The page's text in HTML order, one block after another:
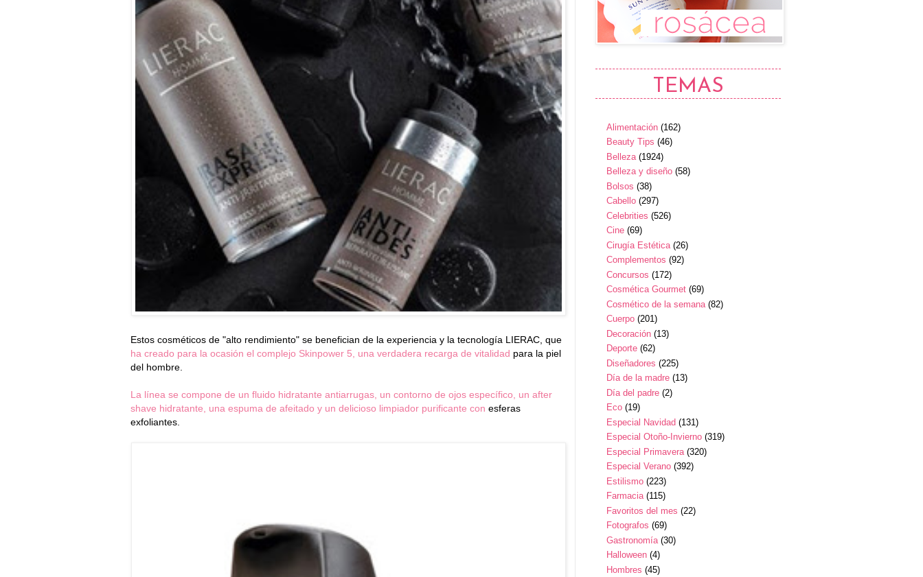
Estos cosméticos de "alto rendimiento" se benefician de la experiencia y la tecnología LIERAC, que
ha creado para la ocasión el complejo Skinpower 5, una verdadera recarga de vitalidad para la piel
del hombre.
La línea se compone de un fluido hidratante antiarrugas, un contorno de ojos específico, un after
shave hidratante, una espuma de afeitado y un delicioso limpiador purificante con esferas
exfoliantes.
TEMAS
Alimentación (162)
Beauty Tips (46)
Belleza (1924)
Belleza y diseño (58)
Bolsos (38)
Cabello (297)
Celebrities (526)
Cine (69)
Cirugía Estética (26)
Complementos (92)
Concursos (172)
Cosmética Gourmet (69)
Cosmético de la semana (82)
Cuerpo (201)
Decoración (13)
Deporte (62)
Diseñadores (225)
Día de la madre (13)
Día del padre (2)
Eco (19)
Especial Navidad (131)
Especial Otoño-Invierno (319)
Especial Primavera (320)
Especial Verano (392)
Estilismo (223)
Farmacia (115)
Favoritos del mes (22)
Fotografos (69)
Gastronomía (30)
Halloween (4)
Hombres (45)